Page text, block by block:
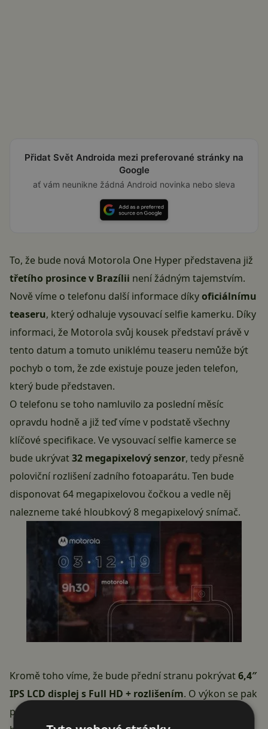
Přidat Svět Androida mezi preferované stránky na
Google
ať vám neunikne žádná Android novinka nebo sleva
To, že bude nová Motorola One Hyper představena již
třetího prosince v Brazílii není žádným tajemstvím.
Nově víme o telefonu další informace díkyoficiálnímu
teaseru, který odhaluje vysouvací selfie kamerku. Díky
informaci, že Motorola svůj kousek představí právě v
tento datum a tomuto uniklému teaseru nemůže být
pochyb o tom, že zde existuje pouze jeden telefon,
který bude představen.
O telefonu se toho namluvilo za poslední měsíc
opravdu hodně a již teď víme v podstatě všechny
klíčové specifikace. Vevysouvací selfie kamerce se
bude ukrývat32 megapixelový senzor, tedy přesně
poloviční rozlišení zadního fotoaparátu. Ten bude
disponovat 64 megapixelovou čočkou a vedle něj
nalezneme také hloubkový 8 megapixelový snímač.
Kromě toho víme, že bude přední stranu pokrývat6,4″
IPS LCD displej s Full HD + rozlišením. O výkon se pak
postará čipset
, kterému